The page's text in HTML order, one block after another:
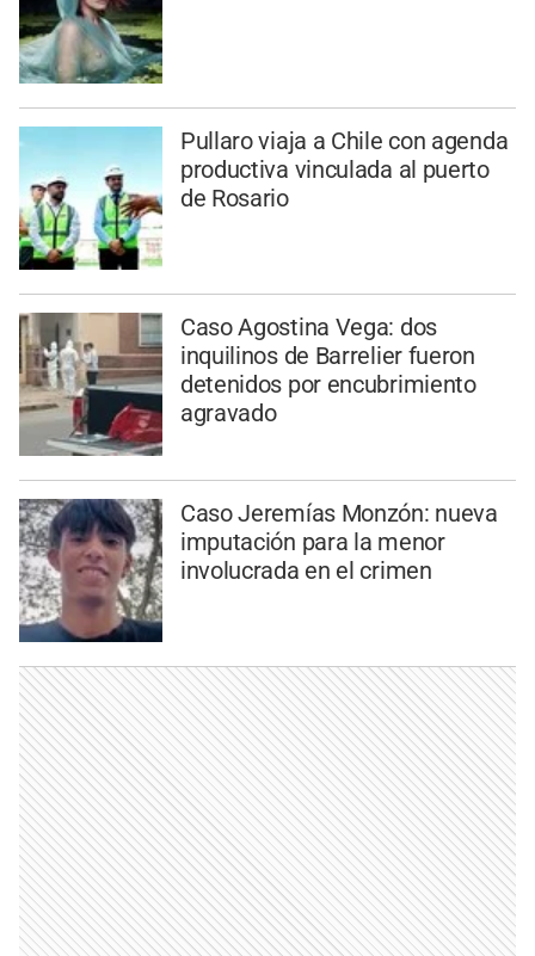
Pullaro viaja a Chile con agenda
productiva vinculada al puerto
de Rosario
Caso Agostina Vega: dos
inquilinos de Barrelier fueron
detenidos por encubrimiento
agravado
Caso Jeremías Monzón: nueva
imputación para la menor
involucrada en el crimen